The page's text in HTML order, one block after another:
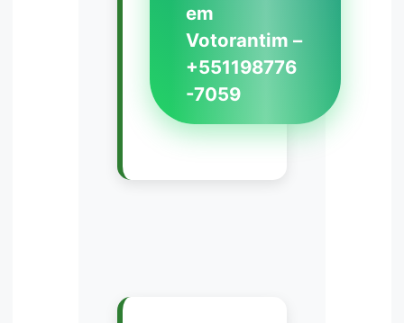
em
Votorantim –
+551198776
-7059